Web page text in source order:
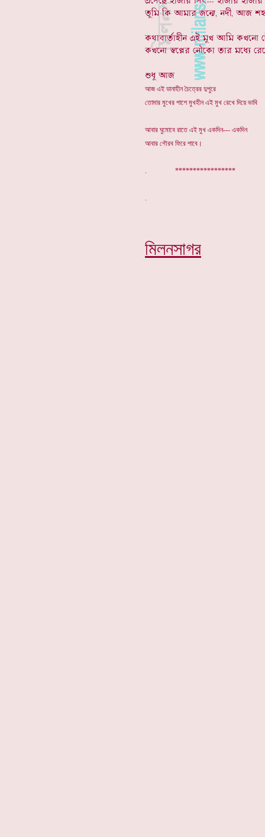
আজ এই ডানাহীন চৈত্রের দুপুরে
তোমার মুখের পাশে মুখহীন এই মুখ রেখে দিয়ে ভাবি
আবার ঘুমোবে রাতে এই মুখ একদিন--- একদিন
আবার গৌরব ফিরে পাবে।
. *****************
মিলনসাগর